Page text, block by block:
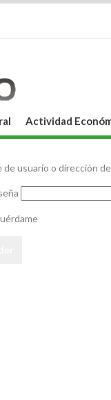
Actividad
de usuario o dirección